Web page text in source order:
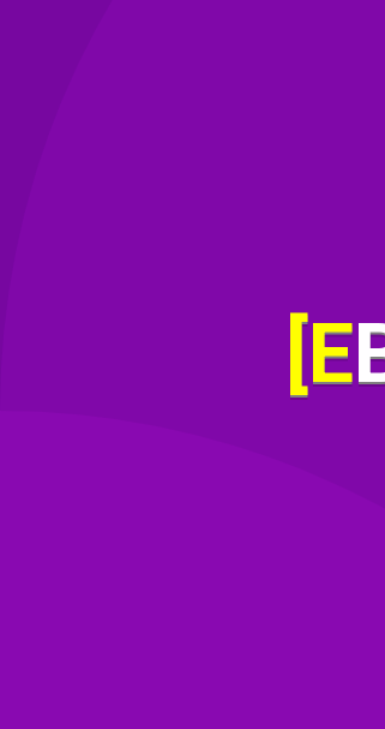
[EBOOK] BÍ MẬT MỘ KHỔNG